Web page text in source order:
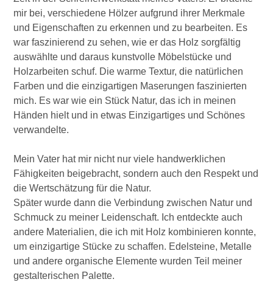
mir bei, verschiedene Hölzer aufgrund ihrer Merkmale
und Eigenschaften zu erkennen und zu bearbeiten. Es
war faszinierend zu sehen, wie er das Holz sorgfältig
auswählte und daraus kunstvolle Möbelstücke und
Holzarbeiten schuf. Die warme Textur, die natürlichen
Farben und die einzigartigen Maserungen faszinierten
mich. Es war wie ein Stück Natur, das ich in meinen
Händen hielt und in etwas Einzigartiges und Schönes
verwandelte.
Mein Vater hat mir nicht nur viele handwerklichen
Fähigkeiten beigebracht, sondern auch den Respekt und
die Wertschätzung für die Natur.
Später wurde dann die Verbindung zwischen Natur und
Schmuck zu meiner Leidenschaft. Ich entdeckte auch
andere Materialien, die ich mit Holz kombinieren konnte,
um einzigartige Stücke zu schaffen. Edelsteine, Metalle
und andere organische Elemente wurden Teil meiner
gestalterischen Palette.